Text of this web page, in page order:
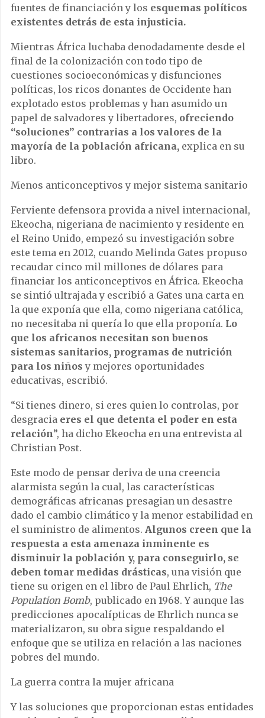
fuentes de financiación y los esquemas políticos
existentes detrás de esta injusticia.
Mientras África luchaba denodadamente desde el
final de la colonización con todo tipo de
cuestiones socioeconómicas y disfunciones
políticas, los ricos donantes de Occidente han
explotado estos problemas y han asumido un
papel de salvadores y libertadores, ofreciendo
“soluciones” contrarias a los valores de la
mayoría de la población africana, explica en su
libro.
Menos anticonceptivos y mejor sistema sanitario
Ferviente defensora provida a nivel internacional,
Ekeocha, nigeriana de nacimiento y residente en
el Reino Unido, empezó su investigación sobre
este tema en 2012, cuando Melinda Gates propuso
recaudar cinco mil millones de dólares para
financiar los anticonceptivos en África. Ekeocha
se sintió ultrajada y escribió a Gates una carta en
la que exponía que ella, como nigeriana católica,
no necesitaba ni quería lo que ella proponía. Lo
que los africanos necesitan son buenos
sistemas sanitarios, programas de nutrición
para los niños y mejores oportunidades
educativas, escribió.
“Si tienes dinero, si eres quien lo controlas, por
desgracia eres el que detenta el poder en esta
relación”, ha dicho Ekeocha en una entrevista al
Christian Post.
Este modo de pensar deriva de una creencia
alarmista según la cual, las características
demográficas africanas presagian un desastre
dado el cambio climático y la menor estabilidad en
el suministro de alimentos. Algunos creen que la
respuesta a esta amenaza inminente es
disminuir la población y, para conseguirlo, se
deben tomar medidas drásticas, una visión que
tiene su origen en el libro de Paul Ehrlich, The
Population Bomb, publicado en 1968. Y aunque las
predicciones apocalípticas de Ehrlich nunca se
materializaron, su obra sigue respaldando el
enfoque que se utiliza en relación a las naciones
pobres del mundo.
La guerra contra la mujer africana
Y las soluciones que proporcionan estas entidades